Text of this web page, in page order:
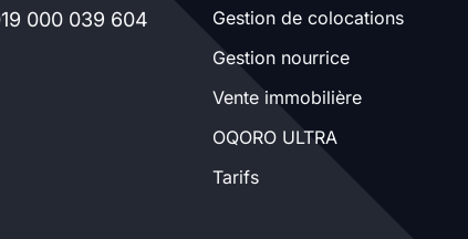
000 039 604
Gestion de colocations
Gestion nourrice
Vente immobilière
OQORO ULTRA
Tarifs